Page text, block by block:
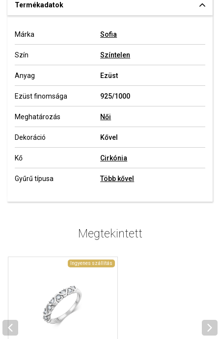
Termékadatok
Márka Sofia
Szín Színtelen
Anyag Ezüst
Ezüst finomsága 925/1000
Meghatározás Női
Dekoráció Kővel
Kő Cirkónia
Gyűrű típusa Több kővel
Megtekintett
Ingyenes szállítás